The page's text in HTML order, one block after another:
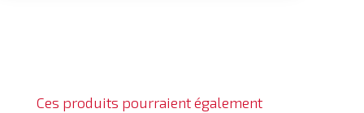
Ces produits pourraient également